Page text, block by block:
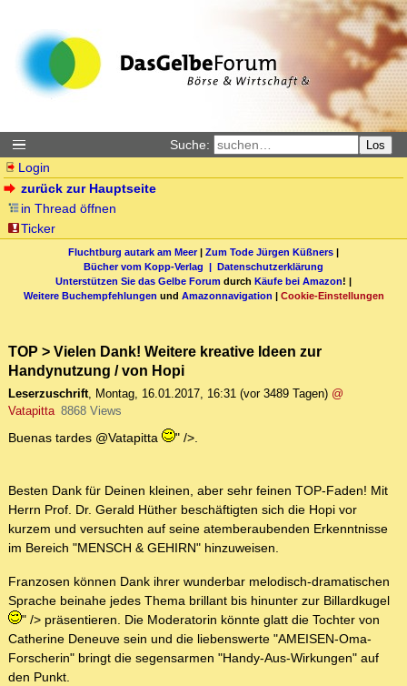
Suche: Los
Login
zurück zur Hauptseite
in Thread öffnen
Ticker
Fluchtburg autark am Meer| Zum Tode Jürgen Küßners |
Bücher vom Kopp-Verlag | Datenschutzerklärung
Unterstützen Sie das Gelbe Forum durch Käufe bei Amazon! |
Weitere Buchempfehlungen und Amazonnavigation | Cookie-Einstellungen
TOP > Vielen Dank! Weitere kreative Ideen zur
Handynutzung / von Hopi
Leserzuschrift, Montag, 16.01.2017, 16:31 (vor 3489 Tagen) @
Vatapitta 8868 Views
Buenas tardes @Vatapitta " />.
Besten Dank für Deinen kleinen, aber sehr feinen TOP-Faden! Mit
Herrn Prof. Dr. Gerald Hüther beschäftigten sich die Hopi vor
kurzem und versuchten auf seine atemberaubenden Erkenntnisse
im Bereich "MENSCH & GEHIRN" hinzuweisen.
Franzosen können Dank ihrer wunderbar melodisch-dramatischen
Sprache beinahe jedes Thema brillant bis hinunter zur Billardkugel
" /> präsentieren. Die Moderatorin könnte glatt die Tochter von
Catherine Deneuve sein und die liebenswerte "AMEISEN-Oma-
Forscherin" bringt die segensarmen "Handy-Aus-Wirkungen" auf
den Punkt.